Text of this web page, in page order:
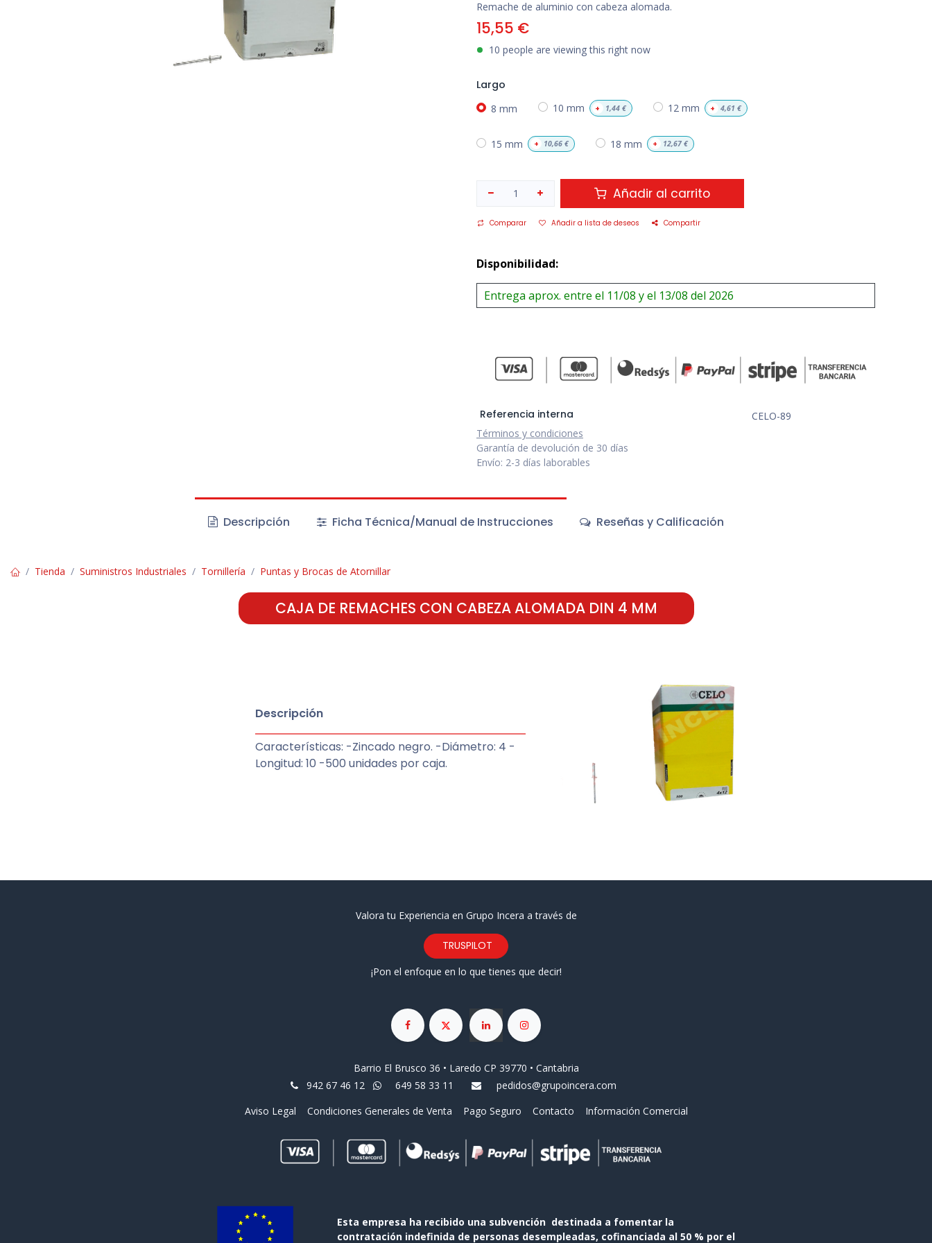
Remache de aluminio con cabeza alomada.
15,55 €
10 people are viewing this right now
Largo
8 mm 10 mm + 1,44€ 12 mm + 4,61 €
15 mm + 10,66 € 18 mm + 12,67€
Añadir al carrito
Comparar Añadir a lista de deseos Compartir
Disponibilidad:
Entrega aprox. entre el 11/08 y el 13/08 del 2026
Referencia interna
CELO-89
Términos y condiciones
Garantía de devolución de 30 días
Envío: 2-3 días laborables
Descripción Ficha Técnica/Manual de Instrucciones Reseñas y Calificación
Tienda Suministros Industriales Tornillería Puntas y Brocas de Atornillar
CAJA DE REMACHES CON CABEZA ALOMADA DIN 4 MM
Descripción
Características: -Zincado negro. -Diámetro: 4 -
Longitud: 10 -500 unidades por caja.
Valora tu Experiencia en Grupo Incera a través de
TRUSPILOT
¡Pon el enfoque en lo que tienes que decir!
Barrio El Brusco 36 • Laredo CP 39770 • Cantabria
942 67 46 12
649 58 33 11
pedidos@grupoincera.com
Aviso Legal
Condiciones Generales de Venta Pago Seguro Contacto Información Comercial
Esta empresa ha recibido una subvención destinada a fomentar la
contratación indefinida de personas desempleadas, cofinanciada al 50 % por el